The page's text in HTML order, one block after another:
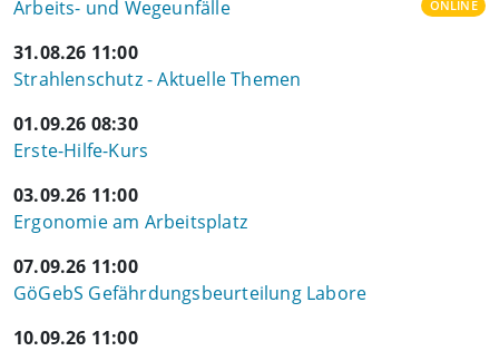
Arbeits- und Wegeunfälle
ONLINE
31.08.26 11:00
Strahlenschutz - Aktuelle Themen
01.09.26 08:30
Erste-Hilfe-Kurs
03.09.26 11:00
Ergonomie am Arbeitsplatz
07.09.26 11:00
GöGebS Gefährdungsbeurteilung Labore
10.09.26 11:00